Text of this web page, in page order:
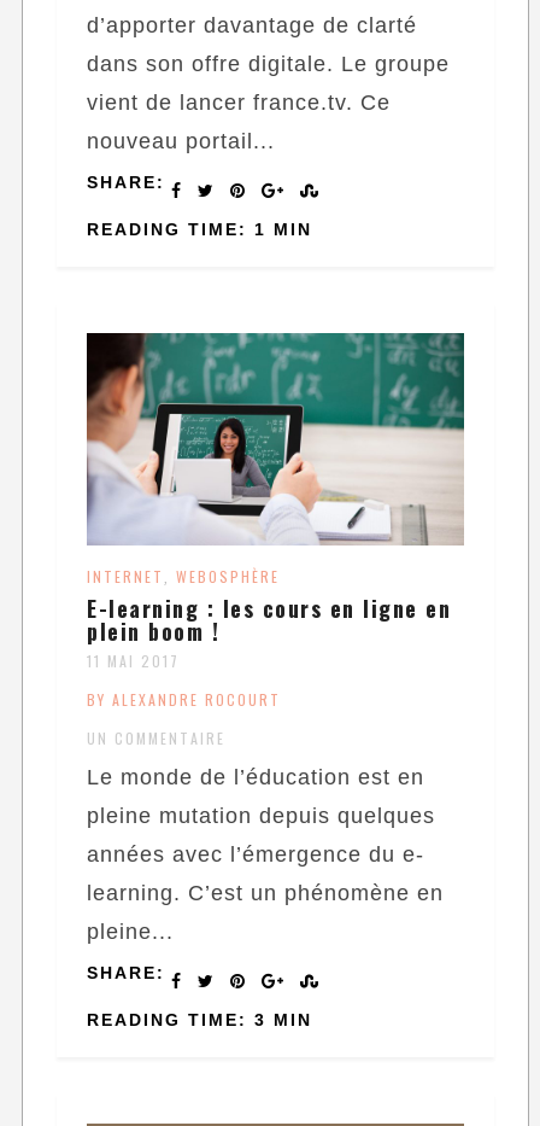
d’apporter davantage de clarté
dans son offre digitale. Le groupe
vient de lancer france.tv. Ce
nouveau portail...
SHARE:
READING TIME: 1 MIN
INTERNET ,WEBOSPHÈRE
E-learning : les cours en ligne en
plein boom !
11 MAI 2017
BY ALEXANDRE ROCOURT
UN COMMENTAIRE
Le monde de l’éducation est en
pleine mutation depuis quelques
années avec l’émergence du e-
learning. C’est un phénomène en
pleine...
SHARE:
READING TIME: 3 MIN